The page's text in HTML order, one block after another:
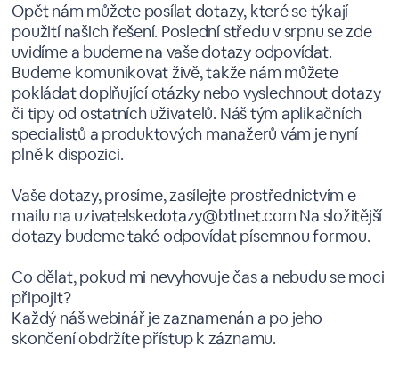
Opět nám můžete posílat dotazy, které se týkají
použití našich řešení. Poslední středu v srpnu se zde
uvidíme a budeme na vaše dotazy odpovídat.
Budeme komunikovat živě, takže nám můžete
pokládat doplňující otázky nebo vyslechnout dotazy
či tipy od ostatních uživatelů. Náš tým aplikačních
specialistů a produktových manažerů vám je nyní
plně k dispozici.
Vaše dotazy, prosíme, zasílejte prostřednictvím e-
mailu na uzivatelskedotazy@btlnet.com Na složitější
dotazy budeme také odpovídat písemnou formou.
Co dělat, pokud mi nevyhovuje čas a nebudu se moci
připojit?
Každý náš webinář je zaznamenán a po jeho
skončení obdržíte přístup k záznamu.